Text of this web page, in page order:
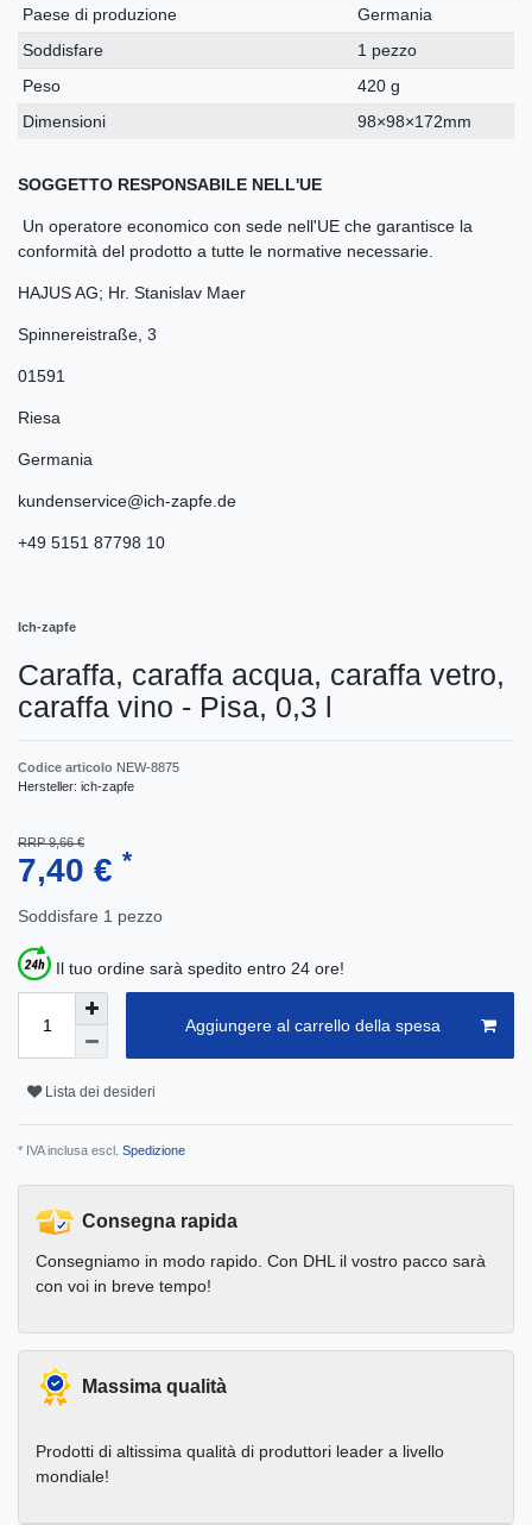
Paese di produzione
Germania
Soddisfare
1 pezzo
Peso
420 g
Dimensioni
98×98×172mm
SOGGETTO RESPONSABILE NELL'UE
Un operatore economico con sede nell'UE che garantisce la
conformità del prodotto a tutte le normative necessarie.
HAJUS AG; Hr. Stanislav Maer
Spinnereistraße 3
01591
Riesa
Germania
kundenservice@ich-zapfe.de
+49 5151 87798 10
Ich-zapfe
Caraffa, caraffa acqua, caraffa vetro,
caraffa vino - Pisa, 0,3 l
Codice articolo NEW-8875
Hersteller: ich-zapfe
RRP 9,66 €
7,40 € *
Soddisfare 1 pezzo
Il tuo ordine sarà spedito entro 24 ore!
Aggiungere al carrello della spesa
Lista dei desideri
* IVA inclusa escl. Spedizione
Consegna rapida
Consegniamo in modo rapido. Con DHL il vostro pacco sarà
con voi in breve tempo!
Massima qualità
Prodotti di altissima qualità di produttori leader a livello
mondiale!